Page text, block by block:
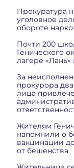
Прокуратура
уголовное
обороте
Почти 200
Генического
лагере
За
прокурора
лица
Жителям
напомнили о
вакцинации
от бешенства